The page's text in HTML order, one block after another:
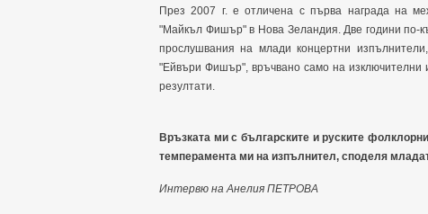
През 2007 г. е отличена с първа награда на
"Майкъл Фишър" в Нова Зеландия. Две години по-
прослушвания на млади концертни
"Ейвъри Фишър", връчвано само на изключителни
резултати.
Връзката ми с българските и руските
темперамента ми на изпълнител, споделя
Интервю на Анелия ПЕТРОВА